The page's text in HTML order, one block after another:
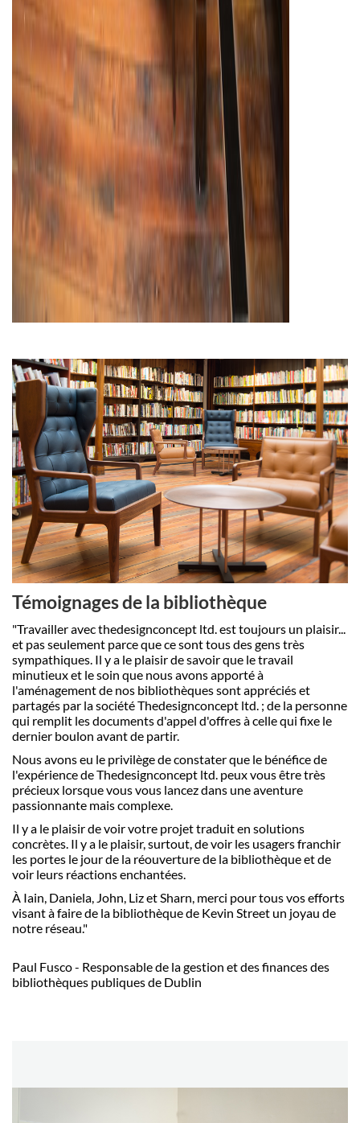
Témoignages de la bibliothèque
"Travailler avec thedesignconcept ltd. est toujours un plaisir...
et pas seulement parce que ce sont tous des gens très
sympathiques. Il y a le plaisir de savoir que le travail
minutieux et le soin que nous avons apporté à
l'aménagement de nos bibliothèques sont appréciés et
partagés par la société Thedesignconcept ltd. ; de la personne
qui remplit les documents d'appel d'offres à celle qui fixe le
dernier boulon avant de partir.
Nous avons eu le privilège de constater que le bénéfice de
l'expérience de Thedesignconcept ltd. peux vous être très
précieux lorsque vous vous lancez dans une aventure
passionnante mais complexe.
Il y a le plaisir de voir votre projet traduit en solutions
concrètes. Il y a le plaisir, surtout, de voir les usagers franchir
les portes le jour de la réouverture de la bibliothèque et de
voir leurs réactions enchantées.
À Iain, Daniela, John, Liz et Sharn, merci pour tous vos efforts
visant à faire de la bibliothèque de Kevin Street un joyau de
notre réseau."
Paul Fusco - Responsable de la gestion et des finances des
bibliothèques publiques de Dublin